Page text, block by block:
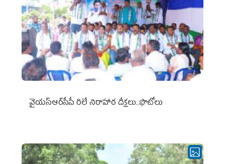
వైయ‌స్ఆర్‌సీపీ రిలే నిరాహార దీక్షలు..ఫొటోలు